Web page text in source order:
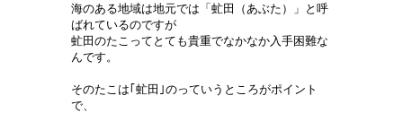
海のある地域は地元では「虻田（あぶた）」と呼
ばれているのですが
虻田のたこってとても貴重でなかなか入手困難な
んです。
そのたこは｢虻田｣のっていうところがポイント
で、